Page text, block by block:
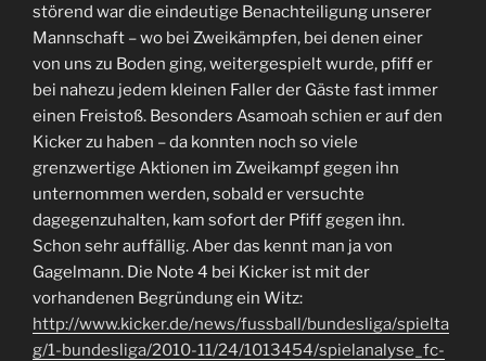
störend war die eindeutige Benachteiligung unserer
Mannschaft – wo bei Zweikämpfen, bei denen einer
von uns zu Boden ging, weitergespielt wurde, pfiff er
bei nahezu jedem kleinen Faller der Gäste fast immer
einen Freistoß. Besonders Asamoah schien er auf den
Kicker zu haben – da konnten noch so viele
grenzwertige Aktionen im Zweikampf gegen ihn
unternommen werden, sobald er versuchte
dagegenzuhalten, kam sofort der Pfiff gegen ihn.
Schon sehr auffällig. Aber das kennt man ja von
Gagelmann. Die Note 4 bei Kicker ist mit der
vorhandenen Begründung ein Witz:
http://www.kicker.de/news/fussball/bundesliga/spielta
g/1-bundesliga/2010-11/24/1013454/spielanalyse_fc-